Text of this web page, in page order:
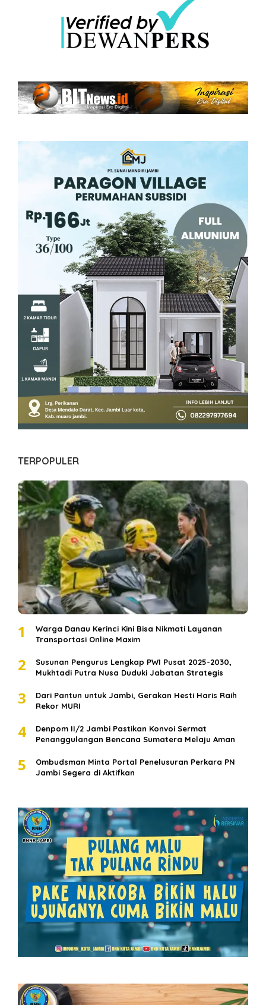
TERPOPULER
1
Warga Danau Kerinci Kini Bisa Nikmati Layanan
Transportasi Online Maxim
2
Susunan Pengurus Lengkap PWI Pusat 2025-2030,
Mukhtadi Putra Nusa Duduki Jabatan Strategis
3
Dari Pantun untuk Jambi, Gerakan Hesti Haris Raih
Rekor MURI
4
Denpom II/2 Jambi Pastikan Konvoi Sermat
Penanggulangan Bencana Sumatera Melaju Aman
5
Ombudsman Minta Portal Penelusuran Perkara PN
Jambi Segera di Aktifkan